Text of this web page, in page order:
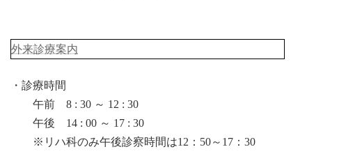
外来診療案内
・診療時間
午前 8 : 30 ～ 12 : 30
午後 14 : 00 ～ 17 : 30
※リハ科のみ午後診察時間は12：50～17：30